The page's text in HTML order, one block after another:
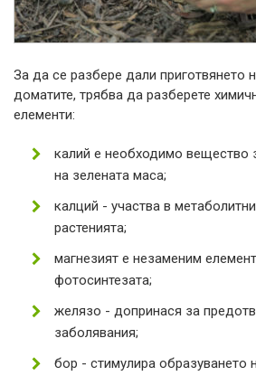
За да се разбере дали приготвянето
доматите, трябва да разберете
елементи:
калий е необходимо вещество
на зелената маса;
калций - участва в
растенията;
магнезият е незаменим
фотосинтезата;
желязо - допринася за
заболявания;
бор - стимулира образуването